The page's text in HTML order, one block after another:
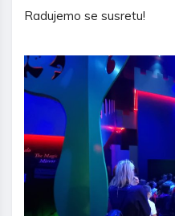
Radujemo se susretu!